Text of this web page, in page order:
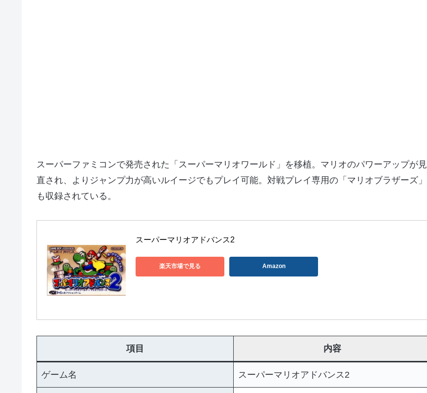
スーパーファミコンで発売された「スーパーマリオワールド」を移植。マリオのパワーアップが見
直され、よりジャンプ力が高いルイージでもプレイ可能。対戦プレイ専用の「マリオブラザーズ」
も収録されている。
スーパーマリオアドバンス2
楽天市場で見る Amazon
項目 内容
ゲーム名 スーパーマリオアドバンス2